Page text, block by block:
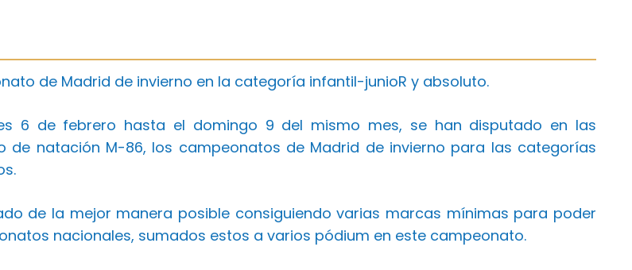
de Madrid de invierno en la categoría infantil-junioR y absoluto.
6 de febrero hasta el domingo 9 del mismo mes, se han disputado en las
de natación M-86, los campeonatos de Madrid de invierno para las categorías
de la mejor manera posible consiguiendo varias marcas mínimas para poder
nacionales, sumados estos a varios pódium en este campeonato.